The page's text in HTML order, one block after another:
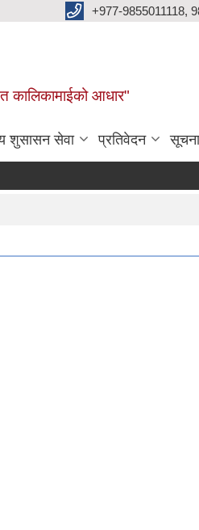
+977-9855011118,
कालिकामाईको आधार"
शुसासन सेवा प्रतिवेदन